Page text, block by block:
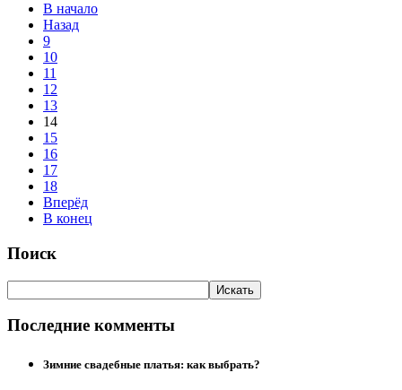
В начало
Назад
9
10
11
12
13
14
15
16
17
18
Вперёд
В конец
Поиск
Последние комменты
Зимние свадебные платья: как выбрать?